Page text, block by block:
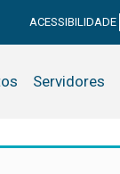
ACESSIBILIDADE
Servidores